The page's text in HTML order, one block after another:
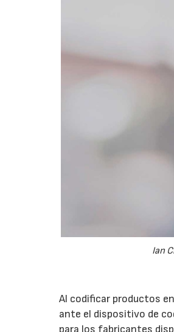
Ian
Al codificar productos
ante el dispositivo de
para los fabricantes